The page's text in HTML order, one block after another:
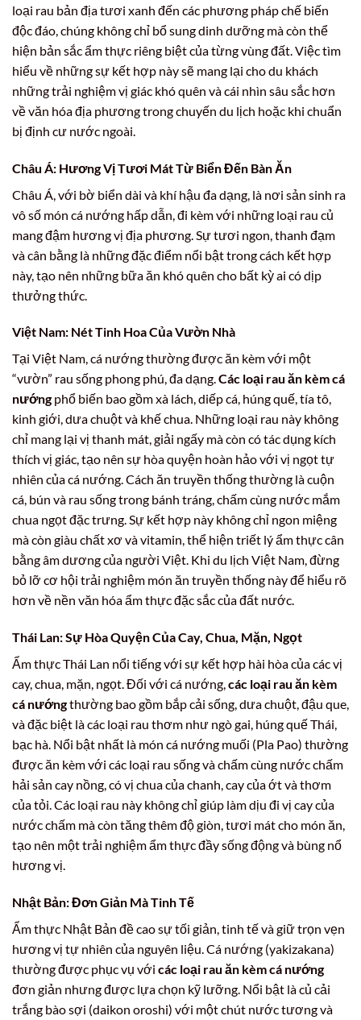
loại rau bản địa tươi xanh đến các phương pháp chế biến
độc đáo, chúng không chỉ bổ sung dinh dưỡng mà còn thể
hiện bản sắc ẩm thực riêng biệt của từng vùng đất. Việc tìm
hiểu về những sự kết hợp này sẽ mang lại cho du khách
những trải nghiệm vị giác khó quên và cái nhìn sâu sắc hơn
về văn hóa địa phương trong chuyến du lịch hoặc khi chuẩn
bị định cư nước ngoài.
Châu Á: Hương Vị Tươi Mát Từ Biển Đến Bàn Ăn
Châu Á, với bờ biển dài và khí hậu đa dạng, là nơi sản sinh ra
vô số món cá nướng hấp dẫn, đi kèm với những loại rau củ
mang đậm hương vị địa phương. Sự tươi ngon, thanh đạm
và cân bằng là những đặc điểm nổi bật trong cách kết hợp
này, tạo nên những bữa ăn khó quên cho bất kỳ ai có dịp
thưởng thức.
Việt Nam: Nét Tinh Hoa Của Vườn Nhà
Tại Việt Nam, cá nướng thường được ăn kèm với một
“vườn” rau sống phong phú, đa dạng.Các loại rau ăn kèm cá
nướngphổ biến bao gồm xà lách, diếp cá, húng quế, tía tô,
kinh giới, dưa chuột và khế chua. Những loại rau này không
chỉ mang lại vị thanh mát, giải ngấy mà còn có tác dụng kích
thích vị giác, tạo nên sự hòa quyện hoàn hảo với vị ngọt tự
nhiên của cá nướng. Cách ăn truyền thống thường là cuộn
cá, bún và rau sống trong bánh tráng, chấm cùng nước mắm
chua ngọt đặc trưng. Sự kết hợp này không chỉ ngon miệng
mà còn giàu chất xơ và vitamin, thể hiện triết lý ẩm thực cân
bằng âm dương của người Việt. Khi du lịch Việt Nam, đừng
bỏ lỡ cơ hội trải nghiệm món ăn truyền thống này để hiểu rõ
hơn về nền văn hóa ẩm thực đặc sắc của đất nước.
Thái Lan: Sự Hòa Quyện Của Cay, Chua, Mặn, Ngọt
Ẩm thực Thái Lan nổi tiếng với sự kết hợp hài hòa của các vị
cay, chua, mặn, ngọt. Đối với cá nướng,các loại rau ăn kèm
cá nướngthường bao gồm bắp cải sống, dưa chuột, đậu que,
và đặc biệt là các loại rau thơm như ngò gai, húng quế Thái,
bạc hà. Nổi bật nhất là món cá nướng muối (Pla Pao) thường
được ăn kèm với các loại rau sống và chấm cùng nước chấm
hải sản cay nồng, có vị chua của chanh, cay của ớt và thơm
của tỏi. Các loại rau này không chỉ giúp làm dịu đi vị cay của
nước chấm mà còn tăng thêm độ giòn, tươi mát cho món ăn,
tạo nên một trải nghiệm ẩm thực đầy sống động và bùng nổ
hương vị.
Nhật Bản: Đơn Giản Mà Tinh Tế
Ẩm thực Nhật Bản đề cao sự tối giản, tinh tế và giữ trọn vẹn
hương vị tự nhiên của nguyên liệu. Cá nướng (yakizakana)
thường được phục vụ với các loại rau ăn kèm cá nướng
đơn giản nhưng được lựa chọn kỹ lưỡng. Nổi bật là củ cải
trắng bào sợi (daikon oroshi) với một chút nước tương và